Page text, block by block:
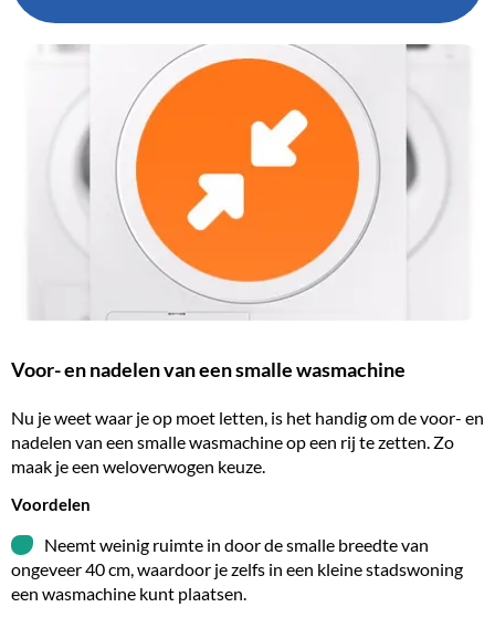
Voor- en nadelen van een smalle wasmachine
Nu je weet waar je op moet letten, is het handig om de voor- en
nadelen van een smalle wasmachine op een rij te zetten. Zo
maak je een weloverwogen keuze.
Voordelen
Neemt weinig ruimte in door de smalle breedte van
ongeveer 40 cm, waardoor je zelfs in een kleine stadswoning
een wasmachine kunt plaatsen.